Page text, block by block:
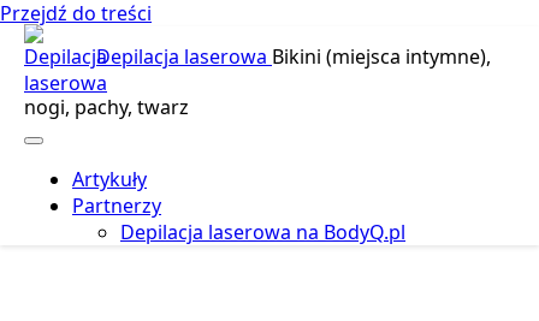
Przejdź do treści
Depilacja laserowa Bikini (miejsca intymne),
nogi, pachy, twarz
Artykuły
Partnerzy
Depilacja laserowa na BodyQ.pl